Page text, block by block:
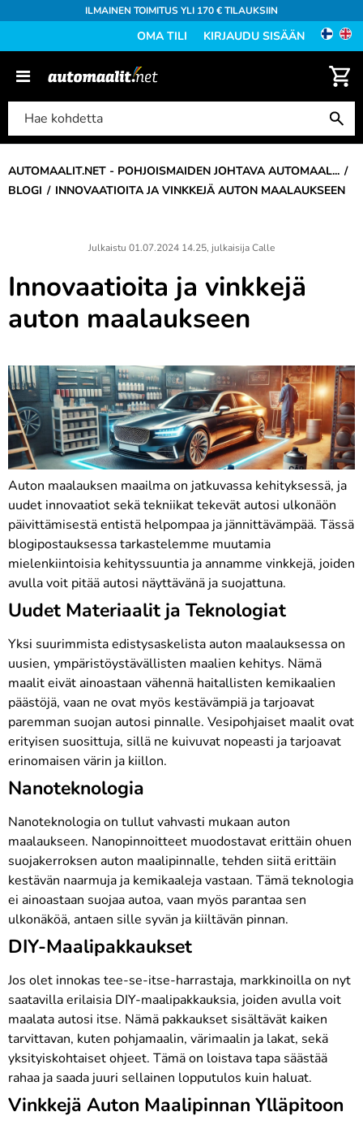
ILMAINEN TOIMITUS YLI 170 € TILAUKSIIN
OMA TILI KIRJAUDU SISÄÄN
AUTOMAALIT.NET - POHJOISMAIDEN JOHTAVA AUTOMAAL...
BLOGI
INNOVAATIOITA JA VINKKEJÄ AUTON MAALAUKSEEN
Julkaistu 01.07.2024 14.25, julkaisijaCalle
Innovaatioita ja vinkkejä
auton maalaukseen
Auton maalauksen maailma on jatkuvassa kehityksessä, ja
uudet innovaatiot sekä tekniikat tekevät autosi ulkonäön
päivittämisestä entistä helpompaa ja jännittävämpää. Tässä
blogipostauksessa tarkastelemme muutamia
mielenkiintoisia kehityssuuntia ja annamme vinkkejä, joiden
avulla voit pitää autosi näyttävänä ja suojattuna.
Uudet Materiaalit ja Teknologiat
Yksi suurimmista edistysaskelista auton maalauksessa on
uusien, ympäristöystävällisten maalien kehitys. Nämä
maalit eivät ainoastaan vähennä haitallisten kemikaalien
päästöjä, vaan ne ovat myös kestävämpiä ja tarjoavat
paremman suojan autosi pinnalle. Vesipohjaiset maalit ovat
erityisen suosittuja, sillä ne kuivuvat nopeasti ja tarjoavat
erinomaisen värin ja kiillon.
Nanoteknologia
Nanoteknologia on tullut vahvasti mukaan auton
maalaukseen. Nanopinnoitteet muodostavat erittäin ohuen
suojakerroksen auton maalipinnalle, tehden siitä erittäin
kestävän naarmuja ja kemikaaleja vastaan. Tämä teknologia
ei ainoastaan suojaa autoa, vaan myös parantaa sen
ulkonäköä, antaen sille syvän ja kiiltävän pinnan.
DIY-Maalipakkaukset
Jos olet innokas tee-se-itse-harrastaja, markkinoilla on nyt
saatavilla erilaisia DIY-maalipakkauksia, joiden avulla voit
maalata autosi itse. Nämä pakkaukset sisältävät kaiken
tarvittavan, kuten pohjamaalin, värimaalin ja lakat, sekä
yksityiskohtaiset ohjeet. Tämä on loistava tapa säästää
rahaa ja saada juuri sellainen lopputulos kuin haluat.
Vinkkejä Auton Maalipinnan Ylläpitoon